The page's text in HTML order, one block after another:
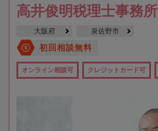
高井俊明税理士事務所
大阪府 泉佐野市
初回相談無料
オンライン相談可 クレジットカード可